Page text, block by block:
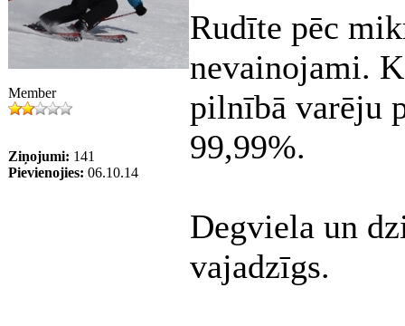
Member
Ziņojumi: 141
Pievienojies: 06.10.14
Rudīte pēc
nevainojami.
pilnībā varēju
99,99%.
Degviela un
vajadzīgs.